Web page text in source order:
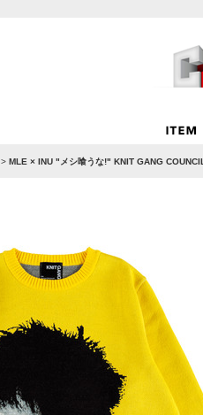
> MLE × INU "メシ喰うな!" KNIT GANG